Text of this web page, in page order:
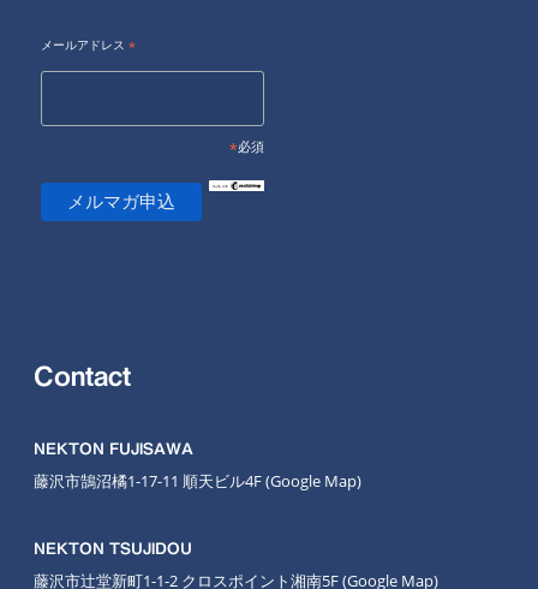
メールアドレス *
*必須
Contact
NEKTON FUJISAWA
藤沢市鵠沼橘1-17-11 順天ビル4F(Google Map)
NEKTON TSUJIDOU
藤沢市辻堂新町1-1-2 クロスポイント湘南5F(Google Map)